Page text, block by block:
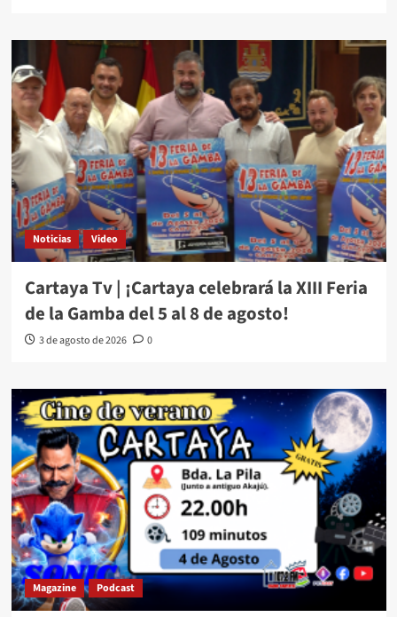
Noticias Video
Cartaya Tv | ¡Cartaya celebrará la XIII Feria
de la Gamba del 5 al 8 de agosto!
3 de agosto de 2026 0
Magazine Podcast